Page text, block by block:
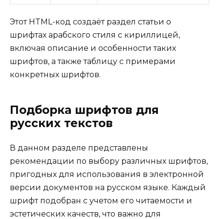
Этот HTML-код создаёт раздел статьи о
шрифтах арабского стиля с кириллицей,
включая описание и особенности таких
шрифтов, а также таблицу с примерами
конкретных шрифтов.
Подборка шрифтов для
русских текстов
В данном разделе представлены
рекомендации по выбору различных шрифтов,
пригодных для использования в электронной
версии документов на русском языке. Каждый
шрифт подобран с учетом его читаемости и
эстетических качеств, что важно для